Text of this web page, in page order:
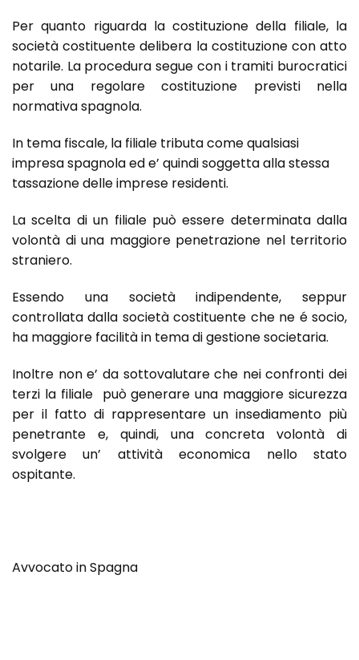
Per quanto riguarda la costituzione della filiale, la
società costituente delibera la costituzione con atto
notarile. La procedura segue con i tramiti burocratici
per una regolare costituzione previsti nella
normativa spagnola.
In tema fiscale, la filiale tributa come qualsiasi
impresa spagnola ed e’ quindi soggetta alla stessa
tassazione delle imprese residenti.
La scelta di un filiale può essere determinata dalla
volontà di una maggiore penetrazione nel territorio
straniero.
Essendo una società indipendente, seppur
controllata dalla società costituente che ne é socio,
ha maggiore facilità in tema di gestione societaria.
Inoltre non e’ da sottovalutare che nei confronti dei
terzi la filiale può generare una maggiore sicurezza
per il fatto di rappresentare un insediamento più
penetrante e, quindi, una concreta volontà di
svolgere un’ attività economica nello stato
ospitante.
Avvocato in Spagna